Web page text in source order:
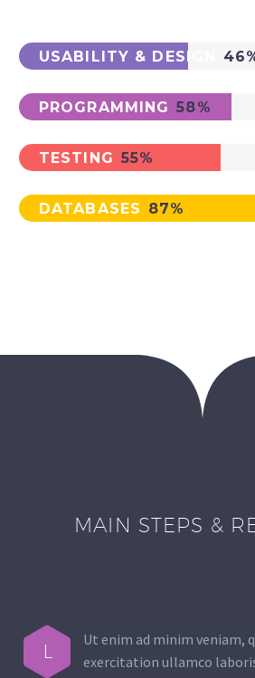
USABILITY & DESIGN
PROGRAMMING 58%
TESTING 55%
DATABASES 87%
MAIN STEPS &
L
Ut enim ad minim veniam,
exercitation ullamco